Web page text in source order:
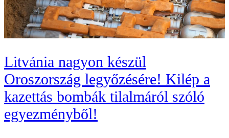
Litvánia nagyon készül
Oroszország legyőzésére! Kilép a
kazettás bombák tilalmáról szóló
egyezményből!